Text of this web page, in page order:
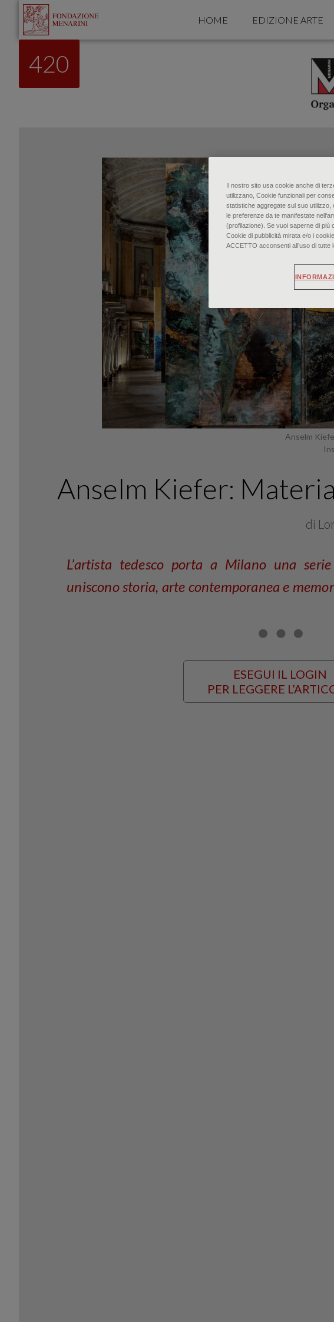
HOME EDIZIONE ARTE
420
Anselm
Anselm Kiefer:
di
L’artista tedesco porta a Milano una
uniscono storia, arte contemporanea e
ESEGUI IL LOGIN
PER LEGGERE
Il nostro sito usa cookie anche di
utilizzano, Cookie funzionali per
statistiche aggregate sul suo utilizzo,
le preferenze da te manifestate
(profilazione). Se vuoi saperne di più
Cookie di pubblicità mirata e/o i
ACCETTO acconsenti all’uso di tutte